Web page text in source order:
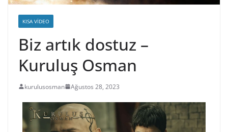
KISA VIDEO
Biz artık dostuz –
Kuruluş Osman
kurulusosman Ağustos 28, 2023